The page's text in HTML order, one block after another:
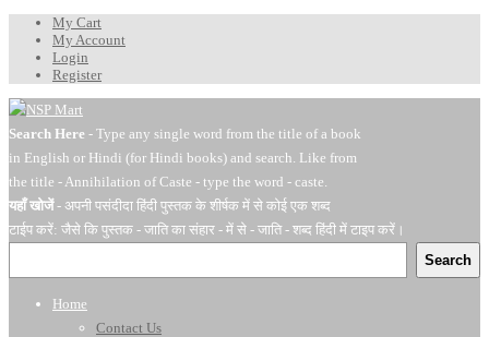
My Cart
My Account
Login
Register
Search Here - Type any single word from the title of a book
in English or Hindi (for Hindi books) and search. Like from
the title - Annihilation of Caste - type the word - caste.
यहाँ खोजें- अपनी पसंदीदा हिंदी पुस्तक के शीर्षक में से कोई एक शब्द
टाईप करें: जैसे कि पुस्तक - जाति का संहार - में से - जाति - शब्द हिंदी में टाइप करें।
Search
Home
Contact Us